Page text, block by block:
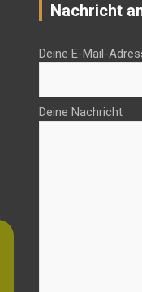
Nachricht
Deine E-Mail-
Deine Nachricht